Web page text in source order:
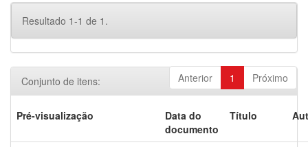
Resultado 1-1 de 1.
Anterior 1 Próximo
Conjunto de itens:
Pré-visualização
Data do
documento
Título